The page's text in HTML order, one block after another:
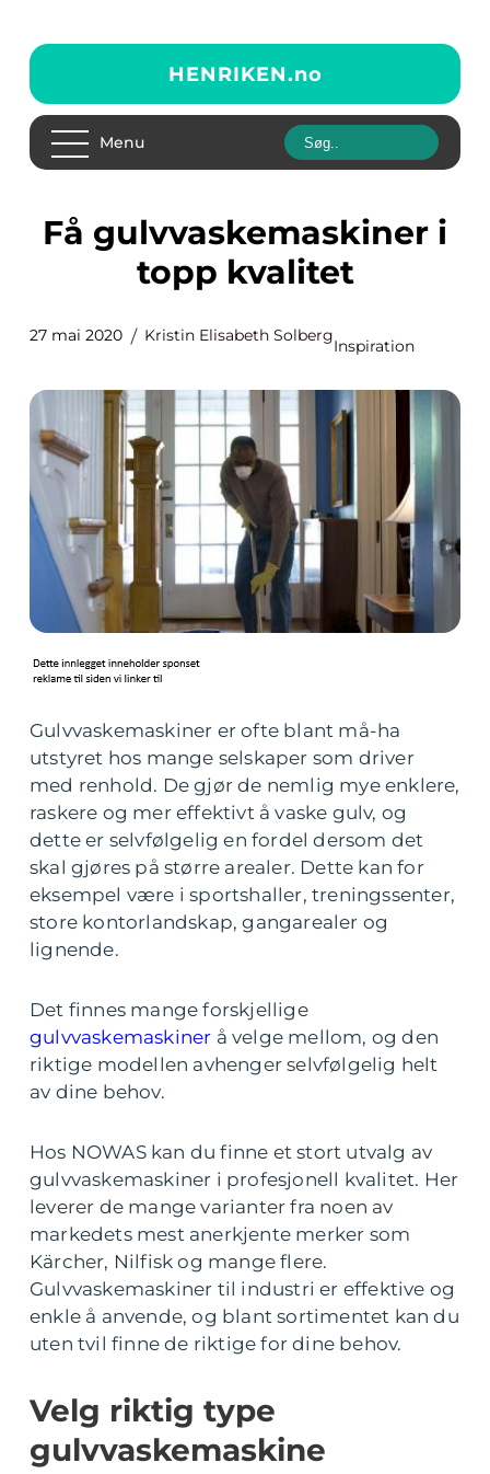
HENRIKEN.no
Menu
Få gulvvaskemaskiner i
topp kvalitet
27 mai 2020 Kristin Elisabeth Solberg
Inspiration
Gulvvaskemaskiner er ofte blant må-ha
utstyret hos mange selskaper som driver
med renhold. De gjør de nemlig mye enklere,
raskere og mer effektivt å vaske gulv, og
dette er selvfølgelig en fordel dersom det
skal gjøres på større arealer. Dette kan for
eksempel være i sportshaller, treningssenter,
store kontorlandskap, gangarealer og
lignende.
Det finnes mange forskjellige
gulvvaskemaskiner å velge mellom, og den
riktige modellen avhenger selvfølgelig helt
av dine behov.
Hos NOWAS kan du finne et stort utvalg av
gulvvaskemaskiner i profesjonell kvalitet. Her
leverer de mange varianter fra noen av
markedets mest anerkjente merker som
Kärcher, Nilfisk og mange flere.
Gulvvaskemaskiner til industri er effektive og
enkle å anvende, og blant sortimentet kan du
uten tvil finne de riktige for dine behov.
Velg riktig type
gulvvaskemaskine